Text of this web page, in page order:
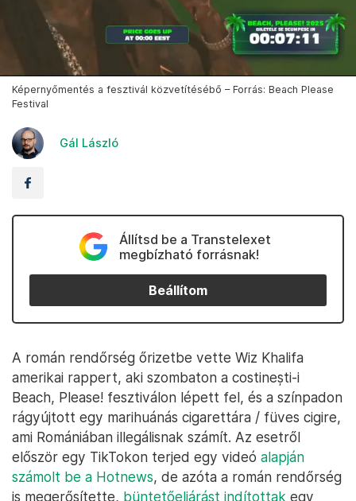
Képernyőmentés a fesztivál közvetítésébő – Forrás: Beach Please
Festival
Gál László
Állítsd be a Transtelexet
megbízható forrásnak!
Beállítom
A román rendőrség őrizetbe vette Wiz Khalifa
amerikai rappert, aki szombaton a costinești-i
Beach, Please! fesztiválon lépett fel, és a színpadon
rágyújtott egy marihuánás cigarettára / füves cigire,
ami Romániában illegálisnak számít. Az esetről
először egy TikTokon terjed egy videó alapján
számolt be a Hotnews, de azóta a román rendőrség
is megerősítette, büntetőeljárást indítottak egy